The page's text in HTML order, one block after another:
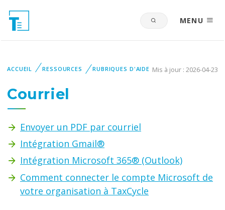
MENU
ACCUEIL RESSOURCES RUBRIQUES D'AIDE Mis à jour : 2026-04-23
Courriel
Envoyer un PDF par courriel
Intégration Gmail®
Intégration Microsoft 365® (Outlook)
Comment connecter le compte Microsoft de
votre organisation à TaxCycle